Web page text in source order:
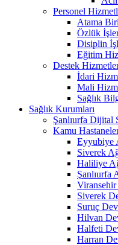
Personel
Atama
Özlük
Disiplin
Eğitim
Destek
İdari
Mali
Sağlık
Sağlık Kurumları
Şanlıurfa Dijital
Kamu
Eyyubiye
Siverek
Haliliye
Şanlıurfa
Viransehir
Siverek
Suruç
Hilvan
Halfeti
Harran